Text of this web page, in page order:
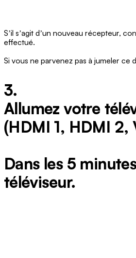
Sʼil sʼagit dʼun nouveau récepteur,
effectué.
Si vous ne parvenez pas à jumeler
3.
Allumez votre
(HDMI 1, HDMI 2,
Dans les 5
téléviseur.